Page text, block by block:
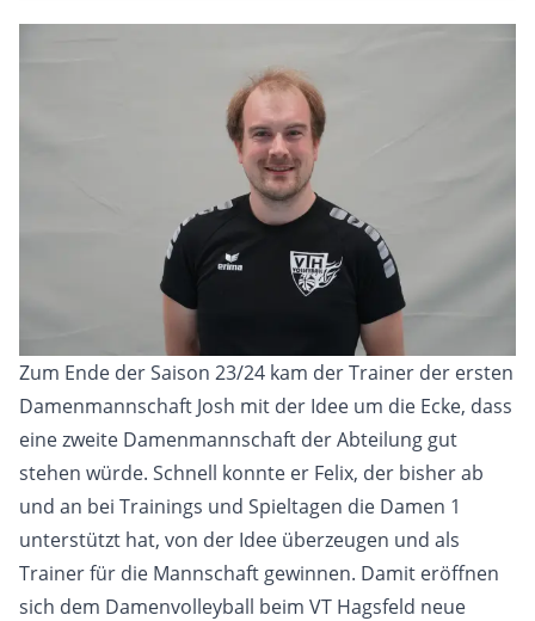
Zum Ende der Saison 23/24 kam der Trainer der ersten
Damenmannschaft Josh mit der Idee um die Ecke, dass
eine zweite Damenmannschaft der Abteilung gut
stehen würde. Schnell konnte er Felix, der bisher ab
und an bei Trainings und Spieltagen die Damen 1
unterstützt hat, von der Idee überzeugen und als
Trainer für die Mannschaft gewinnen. Damit eröffnen
sich dem Damenvolleyball beim VT Hagsfeld neue